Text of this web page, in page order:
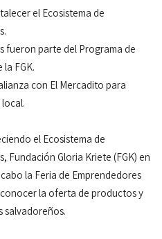
el Ecosistema de
fueron parte del Programa de
FGK.
con El Mercadito para
el Ecosistema de
Fundación Gloria Kriete (FGK) en
la Feria de Emprendedores
la oferta de productos y
salvadoreños.